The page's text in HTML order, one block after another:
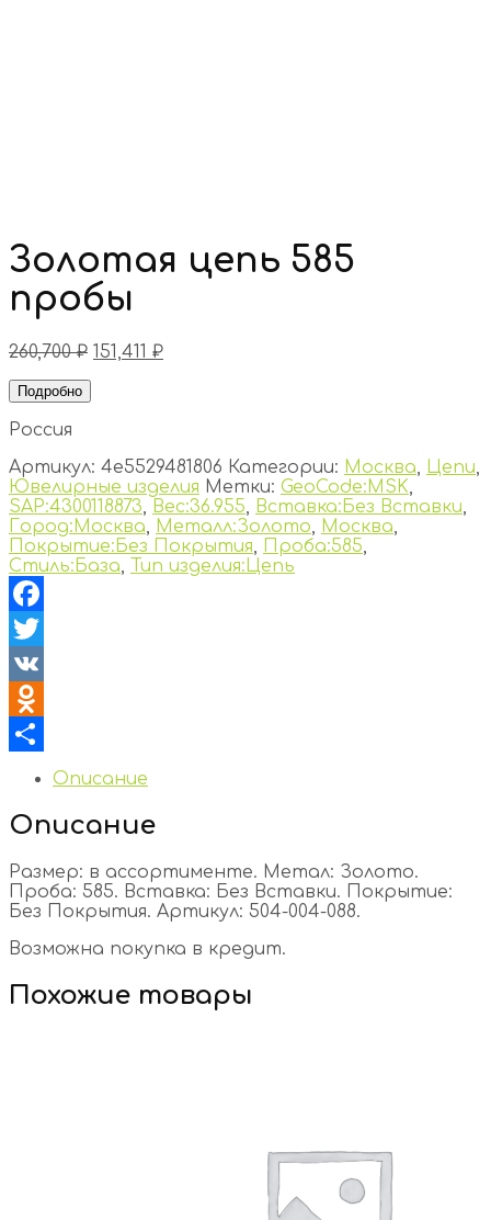
Золотая цепь 585
пробы
260,700₽ 151,411 ₽
Подробно
Россия
Артикул: 4e5529481806 Категории: Москва, Цепи,
Ювелирные изделия Метки: GeoCode:MSK,
SAP:4300118873, Вес:36.955, Вставка:Без Вставки,
Город:Москва, Металл:Золото, Москва,
Покрытие:Без Покрытия, Проба:585,
Стиль:База, Тип изделия:Цепь
Facebook
Twitter
VK
Odnoklassniki
Отправить
Описание
Описание
Размер: в ассортименте. Метал: Золото.
Проба: 585. Вставка: Без Вставки. Покрытие:
Без Покрытия. Артикул: 504-004-088.
Возможна покупка в кредит.
Похожие товары